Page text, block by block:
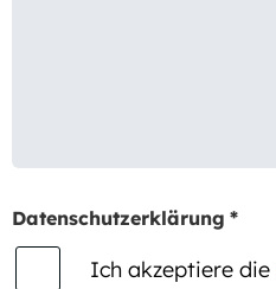
Datenschutzerklärung *
Ich akzeptiere die